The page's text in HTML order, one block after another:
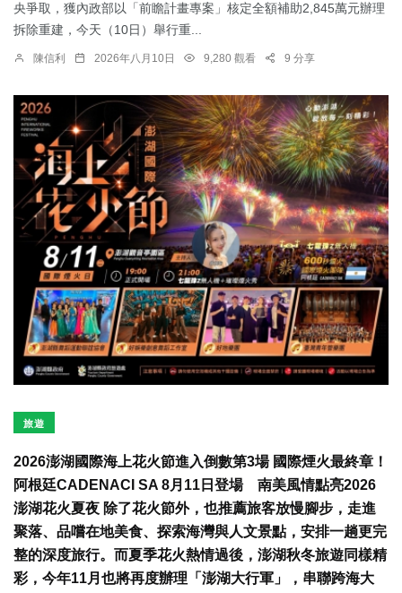
央爭取，獲內政部以「前瞻計畫專案」核定全額補助2,845萬元辦理
拆除重建，今天（10日）舉行重...
陳信利 2026年八月10日 9,280 觀看 9 分享
旅遊
2026澎湖國際海上花火節進入倒數第3場 國際煙火最終章！
阿根廷CADENACI SA 8月11日登場 南美風情點亮2026
澎湖花火夏夜 除了花火節外，也推薦旅客放慢腳步，走進
聚落、品嚐在地美食、探索海灣與人文景點，安排一趟更完
整的深度旅行。而夏季花火熱情過後，澎湖秋冬旅遊同樣精
彩，今年11月也將再度辦理「澎湖大行軍」，串聯跨海大